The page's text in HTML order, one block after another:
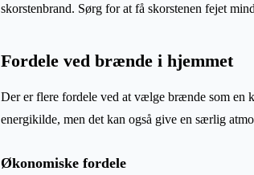
skorstenbrand. Sørg for at få skorstenen fejet
Fordele ved brænde i hjemmet
Der er flere fordele ved at vælge brænde som en
energikilde, men det kan også give en særlig
Økonomiske fordele